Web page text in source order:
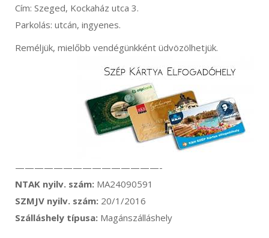
Cím: Szeged, Kockaház utca 3.
Parkolás: utcán, ingyenes.
Reméljük, mielőbb vendégünkként üdvözölhetjük.
———————————————-
NTAK nyilv. szám: MA24090591
SZMJV nyilv. szám: 20/1/2016
Szálláshely típusa: Magánszálláshely